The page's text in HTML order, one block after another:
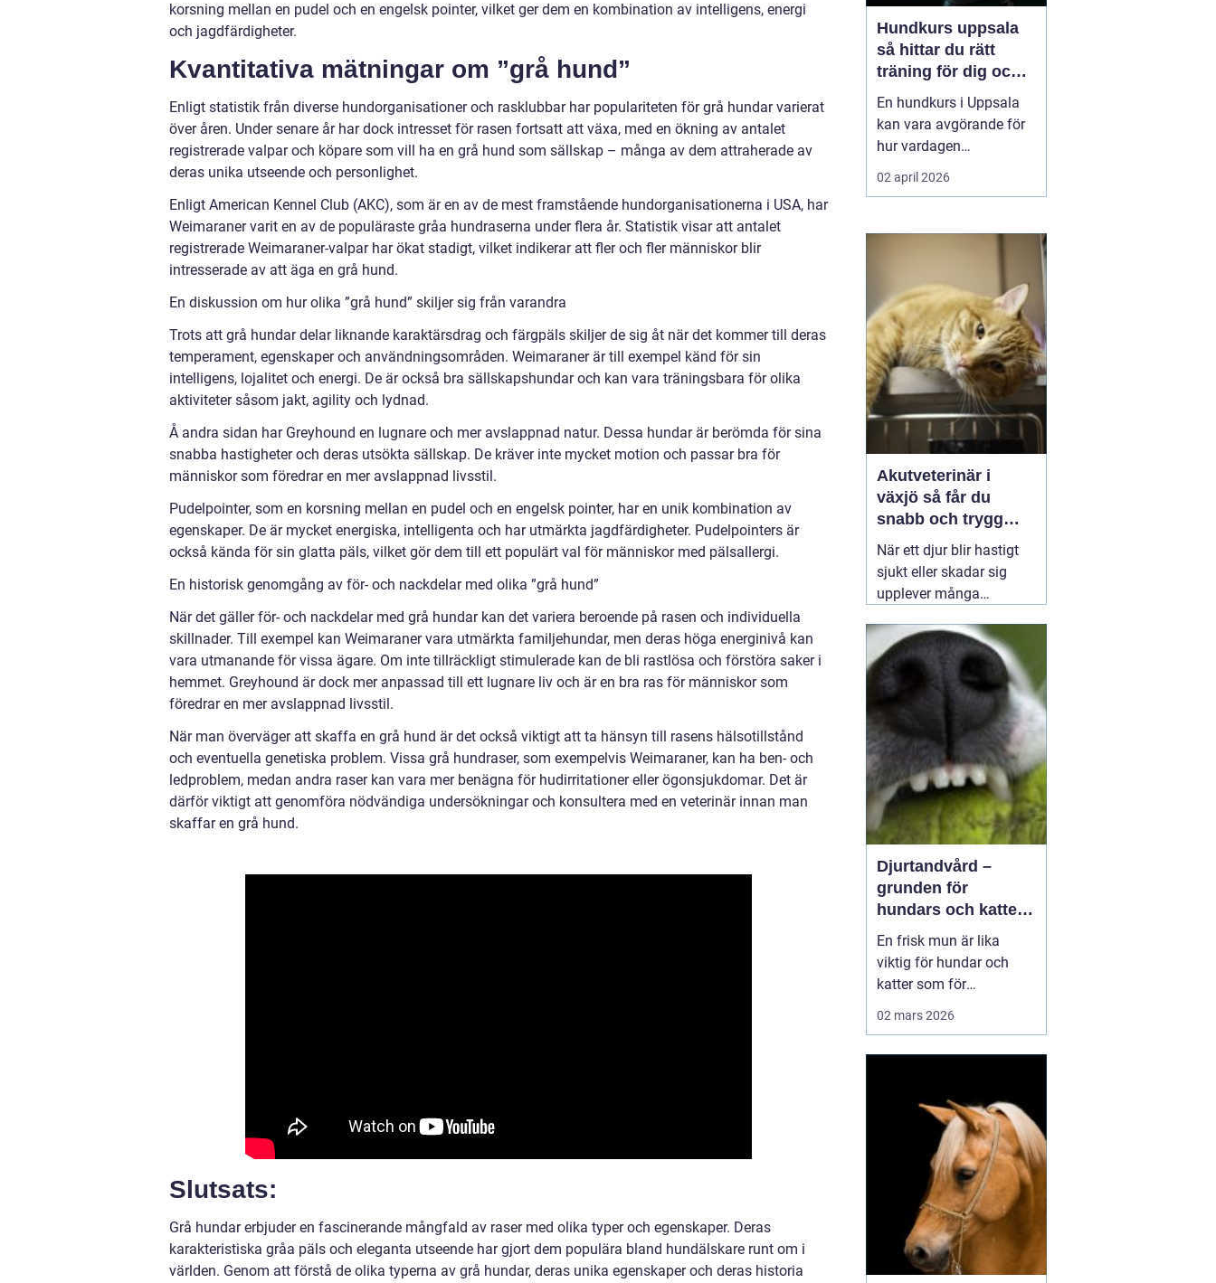
korsning mellan en pudel och en engelsk pointer, vilket ger dem en kombination av intelligens, energi
och jagdfärdigheter.
Kvantitativa mätningar om ”grå hund”
Enligt statistik från diverse hundorganisationer och rasklubbar har populariteten för grå hundar varierat
över åren. Under senare år har dock intresset för rasen fortsatt att växa, med en ökning av antalet
registrerade valpar och köpare som vill ha en grå hund som sällskap – många av dem attraherade av
deras unika utseende och personlighet.
Enligt American Kennel Club (AKC), som är en av de mest framstående hundorganisationerna i USA, har
Weimaraner varit en av de populäraste gråa hundraserna under flera år. Statistik visar att antalet
registrerade Weimaraner-valpar har ökat stadigt, vilket indikerar att fler och fler människor blir
intresserade av att äga en grå hund.
En diskussion om hur olika ”grå hund” skiljer sig från varandra
Trots att grå hundar delar liknande karaktärsdrag och färgpäls skiljer de sig åt när det kommer till deras
temperament, egenskaper och användningsområden. Weimaraner är till exempel känd för sin
intelligens, lojalitet och energi. De är också bra sällskapshundar och kan vara träningsbara för olika
aktiviteter såsom jakt, agility och lydnad.
Å andra sidan har Greyhound en lugnare och mer avslappnad natur. Dessa hundar är berömda för sina
snabba hastigheter och deras utsökta sällskap. De kräver inte mycket motion och passar bra för
människor som föredrar en mer avslappnad livsstil.
Pudelpointer, som en korsning mellan en pudel och en engelsk pointer, har en unik kombination av
egenskaper. De är mycket energiska, intelligenta och har utmärkta jagdfärdigheter. Pudelpointers är
också kända för sin glatta päls, vilket gör dem till ett populärt val för människor med pälsallergi.
En historisk genomgång av för- och nackdelar med olika ”grå hund”
När det gäller för- och nackdelar med grå hundar kan det variera beroende på rasen och individuella
skillnader. Till exempel kan Weimaraner vara utmärkta familjehundar, men deras höga energinivå kan
vara utmanande för vissa ägare. Om inte tillräckligt stimulerade kan de bli rastlösa och förstöra saker i
hemmet. Greyhound är dock mer anpassad till ett lugnare liv och är en bra ras för människor som
föredrar en mer avslappnad livsstil.
När man överväger att skaffa en grå hund är det också viktigt att ta hänsyn till rasens hälsotillstånd
och eventuella genetiska problem. Vissa grå hundraser, som exempelvis Weimaraner, kan ha ben- och
ledproblem, medan andra raser kan vara mer benägna för hudirritationer eller ögonsjukdomar. Det är
därför viktigt att genomföra nödvändiga undersökningar och konsultera med en veterinär innan man
skaffar en grå hund.
Slutsats:
Grå hundar erbjuder en fascinerande mångfald av raser med olika typer och egenskaper. Deras
karakteristiska gråa päls och eleganta utseende har gjort dem populära bland hundälskare runt om i
världen. Genom att förstå de olika typerna av grå hundar, deras unika egenskaper och deras historia
Hundkurs uppsala
så hittar du rätt
träning för dig och
din hund
En hundkurs i Uppsala
kan vara avgörande för
hur vardagen
tillsammans med
hunden utvecklas. Rätt
tryggare promenader
och sträcker sig från
valpkurser och
vardagslydnad till agil...
02 april 2026
Akutveterinär i
växjö så får du
snabb och trygg
hjälp när djuret blir
sjukt
När ett djur blir hastigt
sjukt eller skadar sig
upplever många
av panik och
handlingsförlamning.
Hjärtat slår snabbare,
tusen frågor dyker upp
samtidigt och beslut
måste fattas direkt. I en
sådan situation kan 01
april 2026
Djurtandvård –
grunden för
hundars och katters
hälsa
En frisk mun är lika
viktig för hundar och
katter som för
Djurtandvård handlar
02 mars 2026